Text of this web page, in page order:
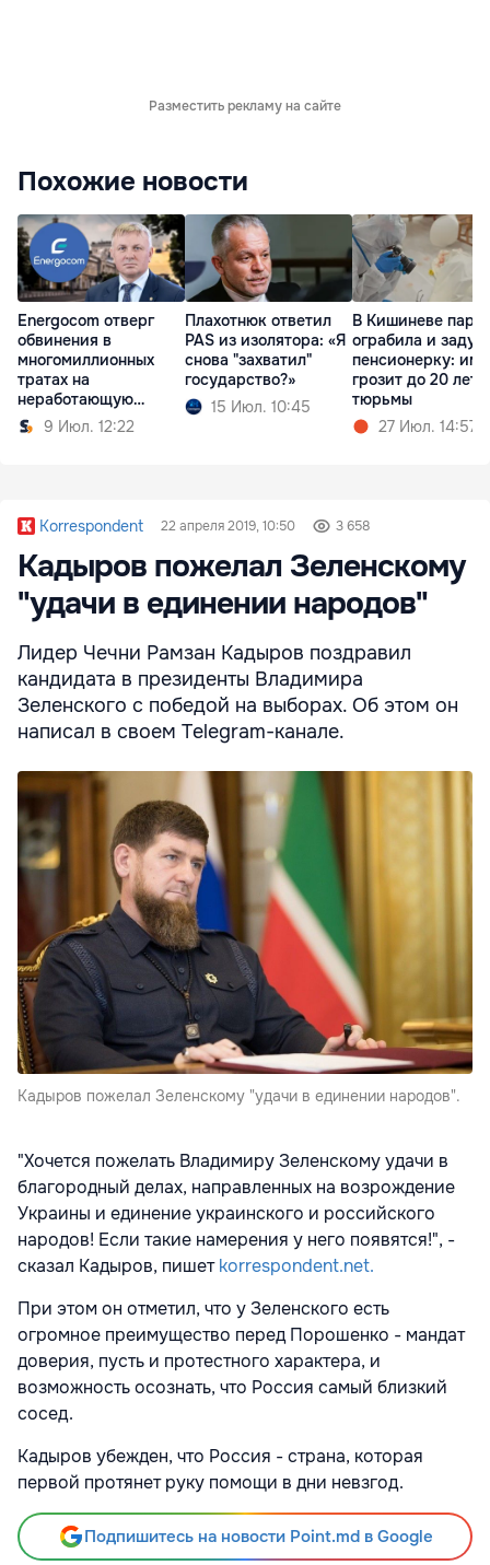
Разместить рекламу на сайте
Похожие новости
Energocom отверг
обвинения в
многомиллионных
тратах на
неработающую
систему
9 Июл. 12:22
Плахотнюк ответил
PAS из изолятора: «Я
снова "захватил"
государство?»
15 Июл. 10:45
В Кишиневе пара
ограбила и
пенсионерку: им
грозит до 20 лет
тюрьмы
27 Июл. 14:57
Korrespondent 22 апреля 2019, 10:50 3 658
Кадыров пожелал Зеленскому
"удачи в единении народов"
Лидер Чечни Рамзан Кадыров поздравил
кандидата в президенты Владимира
Зеленского с победой на выборах. Об этом он
написал в своем Telegram-канале.
Кадыров пожелал Зеленскому "удачи в единении народов".
"Хочется пожелать Владимиру Зеленскому удачи в
благородный делах, направленных на возрождение
Украины и единение украинского и российского
народов! Если такие намерения у него появятся!", -
сказал Кадыров, пишетkorrespondent.net.
При этом он отметил, что у Зеленского есть
огромное преимущество перед Порошенко - мандат
доверия, пусть и протестного характера, и
возможность осознать, что Россия самый близкий
сосед.
Кадыров убежден, что Россия - страна, которая
первой протянет руку помощи в дни невзгод.
Подпишитесь на новости Point.md в Google